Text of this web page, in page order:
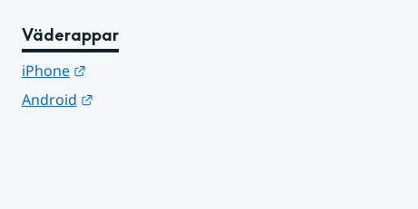
Väderappar
iPhone
Länk till annan webbplats.
Android
Länk till annan webbplats.